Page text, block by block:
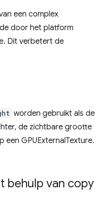
een complex
de door het platform
Dit verbetert de
worden gebruikt als de
de zichtbare grootte
een GPUExternalTexture.
behulp van copy